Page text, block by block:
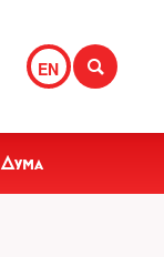
EN
Дума